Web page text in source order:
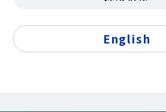
English
海運業特化ERP